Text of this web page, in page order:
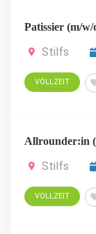
Patissier (m/w/
Stilfs
VOLLZEIT
Allrounder:in
Stilfs
VOLLZEIT